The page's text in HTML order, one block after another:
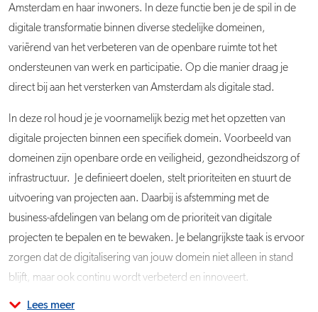
Amsterdam en haar inwoners. In deze functie ben je de spil in de
digitale transformatie binnen diverse stedelijke domeinen,
variërend van het verbeteren van de openbare ruimte tot het
ondersteunen van werk en participatie. Op die manier draag je
direct bij aan het versterken van Amsterdam als digitale stad.
In deze rol houd je je voornamelijk bezig met het opzetten van
digitale projecten binnen een specifiek domein. Voorbeeld van
domeinen zijn openbare orde en veiligheid, gezondheidszorg of
infrastructuur. Je definieert doelen, stelt prioriteiten en stuurt de
uitvoering van projecten aan. Daarbij is afstemming met de
business-afdelingen van belang om de prioriteit van digitale
projecten te bepalen en te bewaken. Je belangrijkste taak is ervoor
zorgen dat de digitalisering van jouw domein niet alleen in stand
blijft, maar ook continu wordt verbeterd en innoveert.
Je maakt deel uit van een betrokken team binnen de directie
Verder ben je als ‘i-lead’ onderdeel van de vakgroep 'Sturing op
Lees meer